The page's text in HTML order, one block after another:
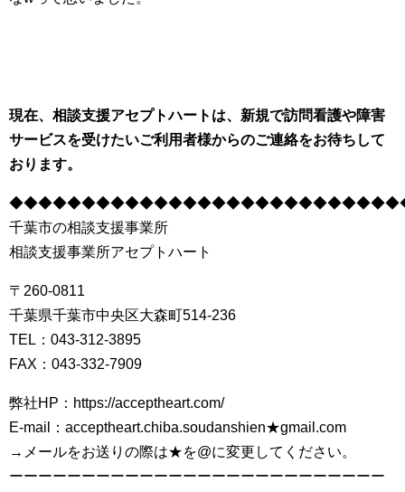
現在、相談支援アセプトハートは、新規で訪問看護や障害
サービスを受けたいご利用者様からのご連絡をお待ちして
おります。
千葉市の相談支援事業所
相談支援事業所アセプトハート
〒260-0811
千葉県千葉市中央区大森町514-236
TEL：043-312-3895
FAX：043-332-7909
弊社HP：https://acceptheart.com/
E-mail：acceptheart.chiba.soudanshien★gmail.com
→メールをお送りの際は★を@に変更してください。
ーーーーーーーーーーーーーーーーーーーーーーーーーー